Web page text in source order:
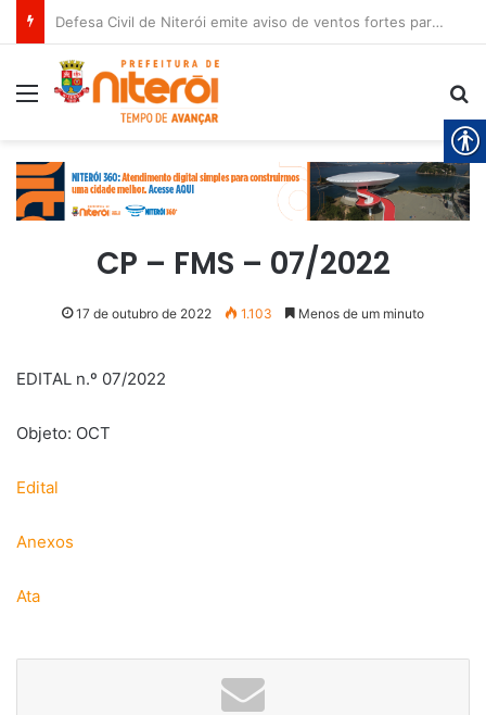
Defesa Civil de Niterói emite aviso de ventos fortes para esta sexta-feira (07)
Menu
CP – FMS – 07/2022
17 de outubro de 2022 1.103 Menos de um minuto
EDITAL n.º 07/2022
Objeto: OCT
Edital
Anexos
Ata